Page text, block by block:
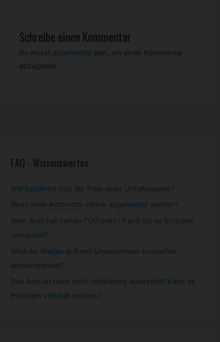
Schreibe einen Kommentar
Du musst angemeldet sein, um einen Kommentar
abzugeben.
FAQ - Wissenswertes
Wie bestimmt sich der Preis eines Unfallwagens?
Muss mein Automobil vorher abgemeldet werden?
Mein Auto hat keinen TÜV mehr? Kann ich es trotzdem
verkaufen?
Wird der Wagen in ihrem Unternehmen kostenfrei
abtransportiert?
Das Auto ist noch nicht vollständig abbezahlt? Kann es
trotzdem verkauft werden?